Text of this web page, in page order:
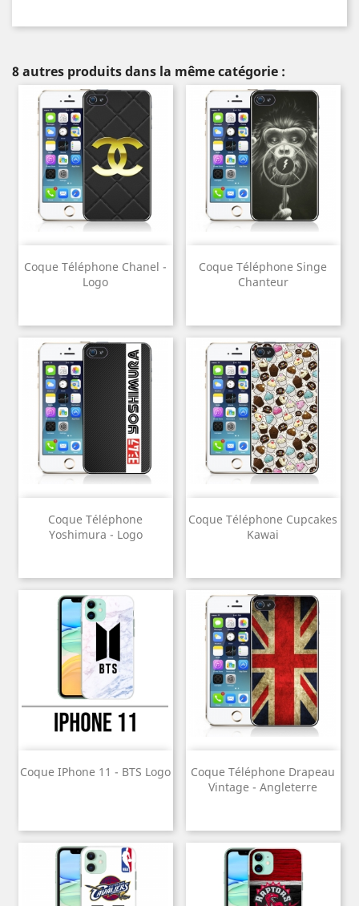
8 autres produits dans la même catégorie :
Coque Téléphone Chanel -
Logo
Coque Téléphone Singe
Chanteur
Coque Téléphone
Yoshimura - Logo
Coque Téléphone Cupcakes
Kawai
Coque IPhone 11 - BTS Logo
Coque Téléphone Drapeau
Vintage - Angleterre